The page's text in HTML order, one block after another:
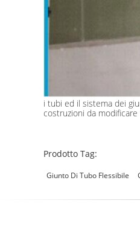
i tubi ed il sistema dei
costruzioni da
Prodotto Tag:
Giunto Di Tubo Flessibile